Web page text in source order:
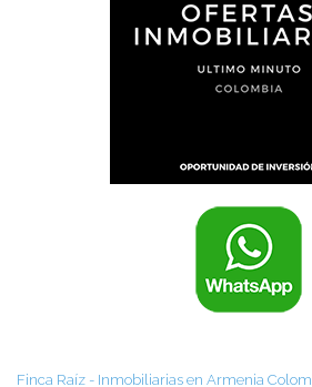
Finca Raíz - Inmobiliarias en Armenia